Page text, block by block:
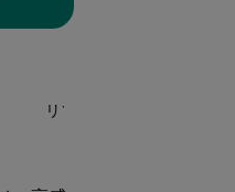
リソースとサポート